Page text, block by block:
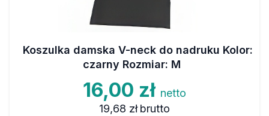
Koszulka damska V-neck do nadruku Kolor:
czarny Rozmiar: M
16,00 zł netto
19,68 zł brutto